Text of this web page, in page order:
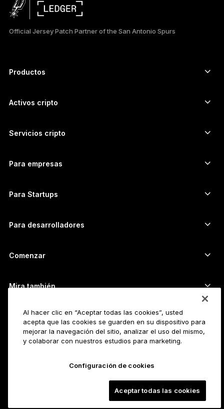
日本語
Official Jersey Patch Partner of the San Antonio Spurs
Productos
Hardware Wallet
Ledger Stax
Ledger Nano Classics
Paquetes
Todos los productos
Activos cripto
Billetera para Ethereum
Billetera para Cardano
Billetera para Monero
Ver todos los activos
Servicios cripto
Compra cripto
Permuta tus cripto
Para empresas
Para Startups
Para desarrolladores
Comenzar
Billeteras y servicios compatibles
Hardware wallet para Bitcoin
Mira también
Programa Bounty
Revendedores
Kit de prensa de Ledger
Posiciones
Trabaja en Ledger
Todos las posiciones disponibles
Información
Blog
Términos y condiciones de venta
Al hacer clic en “Aceptar todas las cookies”, usted
acepta que las cookies se guarden en su dispositivo para
mejorar la navegación del sitio, analizar el uso del mismo,
y colaborar con nuestros estudios para marketing.
Configuración de cookies
Aceptar todas las cookies